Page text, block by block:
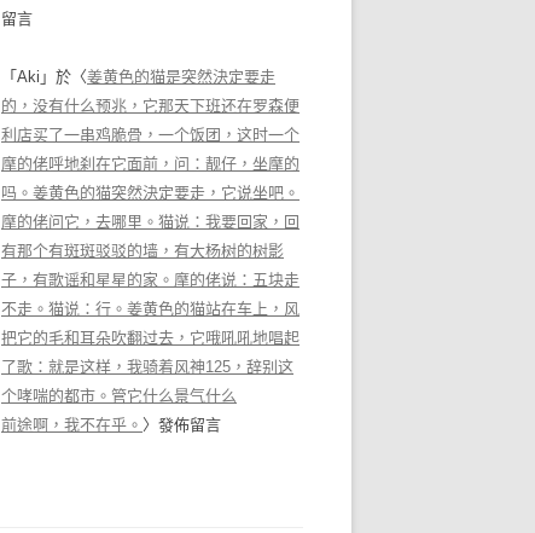
留言
「 Aki 」於〈姜黄色的猫是突然決定要走
的，没有什么预兆，它那天下班还在罗森便
利店买了一串鸡脆骨，一个饭团，这时一个
摩的佬呼地刹在它面前，问：靓仔，坐摩的
吗。姜黄色的猫突然決定要走，它说坐吧。
摩的佬问它，去哪里。猫说：我要回家，回
有那个有斑斑驳驳的墙，有大杨树的树影
子，有歌谣和星星的家。摩的佬说：五块走
不走。猫说：行。姜黄色的猫站在车上，风
把它的毛和耳朵吹翻过去，它哦吼吼地唱起
了歌：就是这样，我骑着风神125，辞别这
个哮喘的都市。管它什么景气什么
前途啊，我不在乎。 〉發佈留言